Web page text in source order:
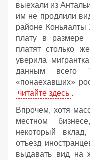
выехали из
им не продлили
районе Коньяалты
плату в
платят столько
уверила
данным всего
«понаехавших»
читайте здесь .
Впрочем, хотя
местном
некоторый
отъезд
выдавать вид на